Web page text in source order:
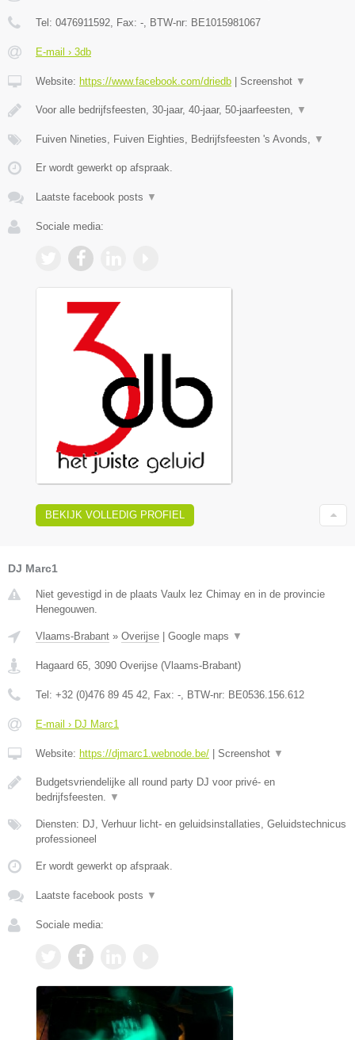
Tel: 0476911592 , Fax: - , BTW-nr: BE1015981067
E-mail › 3db
Website: https://www.facebook.com/driedb Screenshot ▼
Voor alle bedrijfsfeesten, 30-jaar, 40-jaar, 50-jaarfeesten, ▼
Fuiven Nineties, Fuiven Eighties, Bedrijfsfeesten 's Avonds, ▼
Er wordt gewerkt op afspraak.
Laatste facebook posts ▼
Sociale media:
BEKIJK VOLLEDIG PROFIEL
DJ Marc1
Niet gevestigd in de plaats Vaulx lez Chimay en in de provincie
Henegouwen.
Vlaams-Brabant » Overijse Google maps ▼
Hagaard 65 3090 Overijse (Vlaams-Brabant)
Tel: +32 (0)476 89 45 42 , Fax: - , BTW-nr: BE0536.156.612
E-mail › DJ Marc1
Website: https://djmarc1.webnode.be/ Screenshot ▼
Budgetsvriendelijke all round party DJ voor privé- en
bedrijfsfeesten.
▼
Diensten: DJ, Verhuur licht- en geluidsinstallaties, Geluidstechnicus
professioneel
Er wordt gewerkt op afspraak.
Laatste facebook posts ▼
Sociale media: